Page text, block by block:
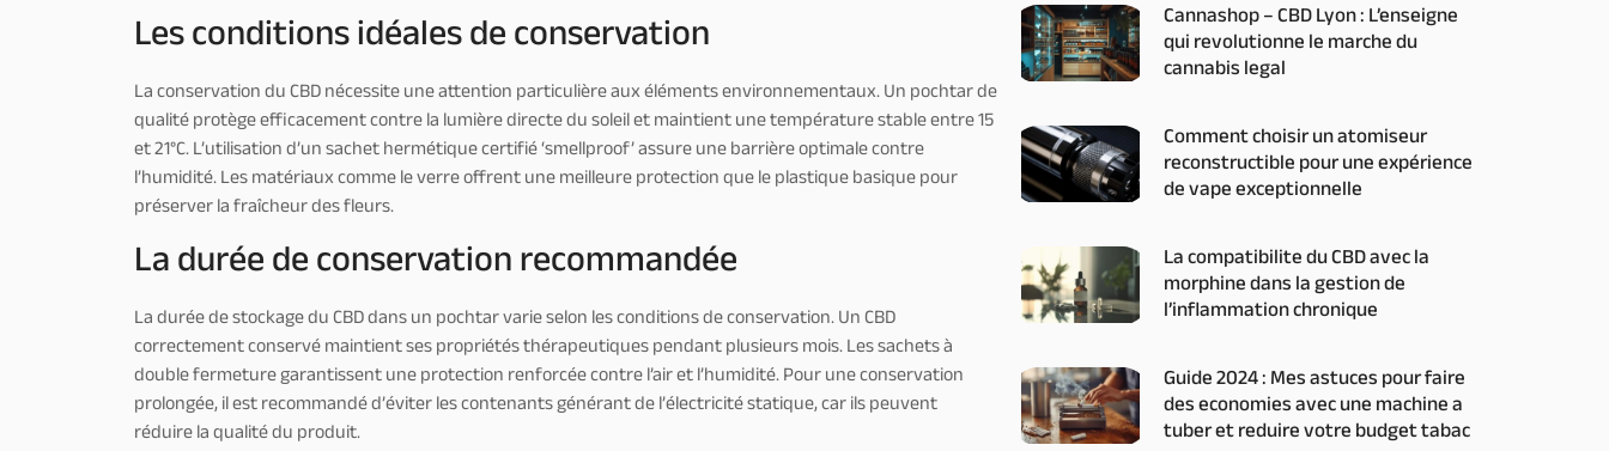
Les conditions idéales de conservation
La conservation du CBD nécessite une attention particulière aux éléments environnementaux. Un pochtar de
qualité protège efficacement contre la lumière directe du soleil et maintient une température stable entre 15
et 21°C. L’utilisation d’un sachet hermétique certifié ‘smellproof’ assure une barrière optimale contre
l’humidité. Les matériaux comme le verre offrent une meilleure protection que le plastique basique pour
préserver la fraîcheur des fleurs.
La durée de conservation recommandée
La durée de stockage du CBD dans un pochtar varie selon les conditions de conservation. Un CBD
correctement conservé maintient ses propriétés thérapeutiques pendant plusieurs mois. Les sachets à
double fermeture garantissent une protection renforcée contre l’air et l’humidité. Pour une conservation
prolongée, il est recommandé d’éviter les contenants générant de l’électricité statique, car ils peuvent
réduire la qualité du produit.
Cannashop – CBD Lyon : L’enseigne
qui revolutionne le marche du
cannabis legal
Comment choisir un atomiseur
reconstructible pour une expérience
de vape exceptionnelle
La compatibilite du CBD avec la
morphine dans la gestion de
l’inflammation chronique
Guide 2024 : Mes astuces pour faire
des economies avec une machine a
tuber et reduire votre budget tabac